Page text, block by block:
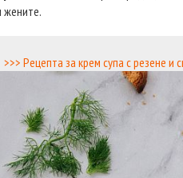
жените.
>>> Рецепта за крем супа с резене и